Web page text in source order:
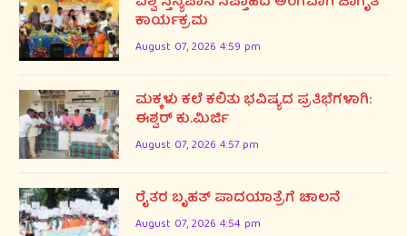
ಕಾರ್ಯಕ್ರಮ
August 07, 2026 4:59 pm
ಮಕ್ಕಳು ಕಲೆ ಕಲಿತು ಭವಿಷ್ಯದ ಪ್ರತಿಭೆಗಳಾಗಿ:
ಈಶ್ವರ್ ಕು.ಮಿರ್ಜಿ
August 07, 2026 4:57 pm
ರೈತರ ಬೃಹತ್ ಪಾದಯಾತ್ರೆಗೆ ಚಾಲನೆ
August 07, 2026 4:54 pm